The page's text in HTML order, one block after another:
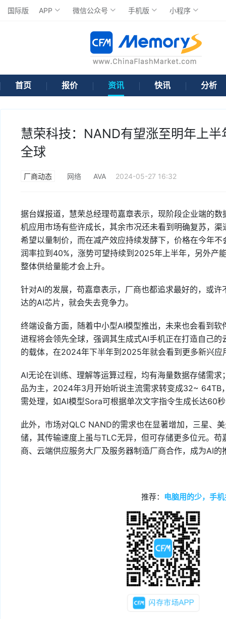
国际版 APP 微信公众号 手机版 小程序
首页 报价 资讯 快讯 分析
慧荣科技：NAND有望涨至明年上
全球
厂商动态 网络 AVA 2024-05-27 16:32
据台媒报道，慧荣总经理苟嘉章表示，现阶段企业端的
机应用市场有些许成长，其余市况还未看到明确复苏，
希望以量制价，而在减产效应持续发酵下，价格在今年
润率拉到40%，涨势可望持续到2025年上半年，另外产
整体供给量能才会上升。
针对AI的发展，苟嘉章表示，厂商也都追求最好的，或
达的AI芯片，就会失去竞争力。
终端设备方面，随着中小型AI模型推出，未来也会看到
进程将会领先全球，强调其生成式AI手机正在打造自己
的载体，在2024年下半年到2025年就会看到更多新兴应
AI无论在训练、理解等运算过程，均有海量数据存储需
品为主，2024年3月开始听说主流需求转变成32~ 64TB
需处理，如AI模型Sora可根据单次文字指令生成长达60
此外，市场对QLC NAND的需求也在显著增加，三星、
储，其传输速度上虽与TLC无异，但可存储更多位元。
商、云端供应服务大厂及服务器制造厂商合作，成为AI的
推荐： 电脑用的少，手